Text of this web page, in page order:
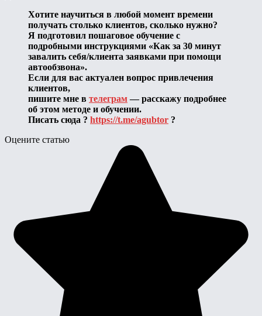
Хотите научиться в любой момент времени
получать столько клиентов, сколько нужно?
Я подготовил пошаговое обучение с
подробными инструкциями «Как за 30 минут
завалить себя/клиента заявками при помощи
автообзвона».
Если для вас актуален вопрос привлечения
клиентов,
пишите мне в телеграм— расскажу подробнее
об этом методе и обучении.
Писать сюда ? https://t.me/agubtor ?
Оцените статью